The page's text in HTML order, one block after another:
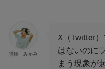
講師 みかみ
X（Twitter
はないのに
まう現象が